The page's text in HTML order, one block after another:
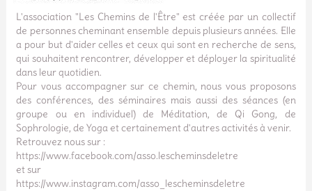
L'association "Les Chemins de l'Être" est créée par un collectif
de personnes cheminant ensemble depuis plusieurs années. Elle
a pour but d'aider celles et ceux qui sont en recherche de sens,
qui souhaitent rencontrer, développer et déployer la spiritualité
dans leur quotidien.
Pour vous accompagner sur ce chemin, nous vous proposons
des conférences, des séminaires mais aussi des séances (en
groupe ou en individuel) de Méditation, de Qi Gong, de
Sophrologie, de Yoga et certainement d'autres activités à venir.
Retrouvez nous sur :
https://www.facebook.com/asso.lescheminsdeletre
et sur
https://www.instagram.com/asso_lescheminsdeletre